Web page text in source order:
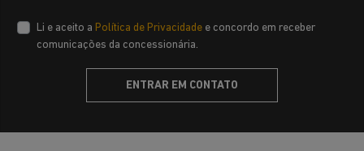
Li e aceito a Política de Privacidade e concordo em receber
comunicações da concessionária.
ENTRAR EM CONTATO